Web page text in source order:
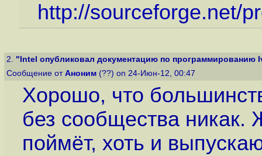
http://sourceforge.net/
2. "Intel опубликовал документацию по программированию
Сообщение от Аноним (??) on 24-Июн-12, 00:47
Хорошо, что
без сообщества никак.
поймёт, хоть и